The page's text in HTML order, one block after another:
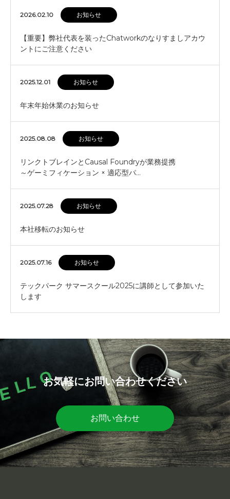
2026.02.10 お知らせ
【重要】弊社代表を装ったChatworkのなりすましアカウ
ントにご注意ください
2025.12.01 お知らせ
年末年始休業のお知らせ
2025.08.08 お知らせ
リンクトブレインとCausal Foundryが業務提携
～ゲーミフィケーション × 適応型パ…
2025.07.28 お知らせ
本社移転のお知らせ
2025.07.16 お知らせ
テックパーク サマースクール2025に講師として参加いた
します
お気軽にお問い合わせください
お問い合わせ